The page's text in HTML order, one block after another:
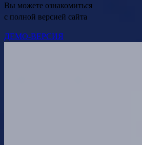
Вы можете ознакомиться
с полной версией сайта
ДЕМО-ВЕРСИЯ